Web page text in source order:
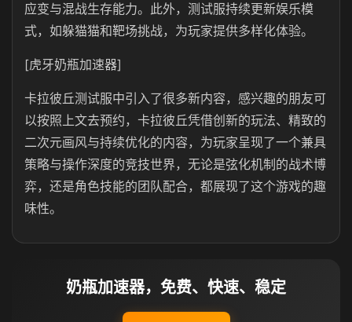
应变与混战生存能力。此外，测试服持续更新娱乐模
式，如躲猫猫和靶场挑战，为玩家提供多样化体验。
[虎牙奶瓶加速器]
卡拉彼丘测试服中引入了很多新内容，感兴趣的朋友可
以按照上文去预约，卡拉彼丘凭借创新的玩法、精致的
二次元画风与持续优化的内容，为玩家呈现了一个兼具
策略与操作深度的竞技世界，无论是弦化机制的战术博
弈，还是角色技能的团队配合，都展现了这个游戏的趣
味性。
奶瓶加速器，免费、快速、稳定